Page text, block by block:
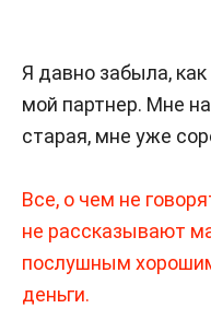
Я давно забыла,
мой партнер. Мне
старая, мне уже
Все, о чем не
не рассказывают
послушным
деньги.